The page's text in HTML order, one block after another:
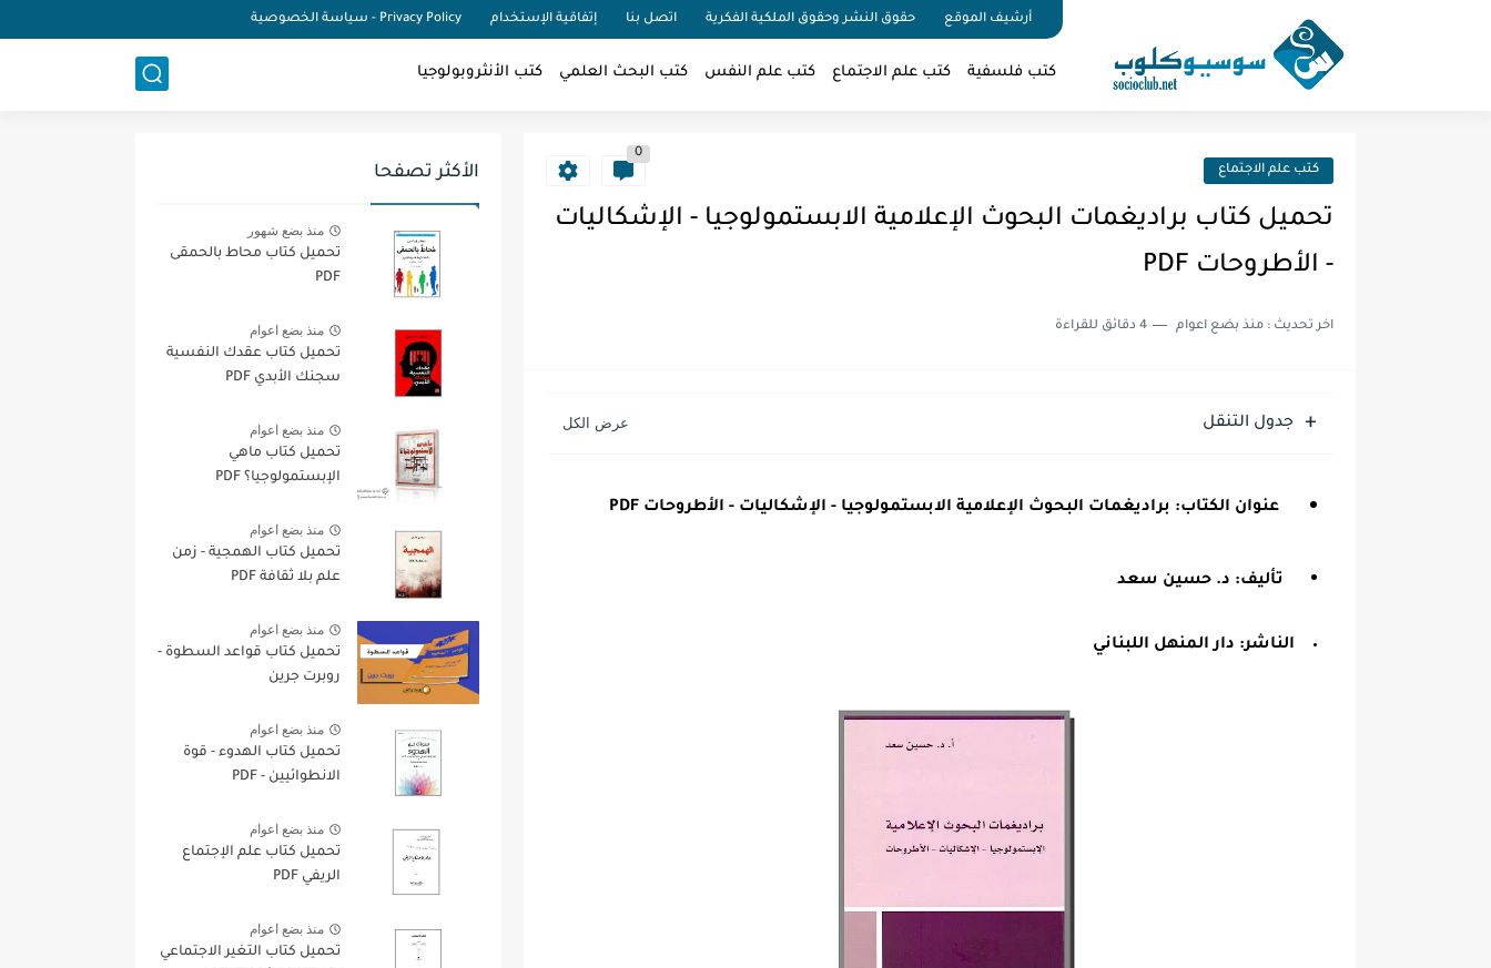
أرشيف الموقع حقوق النشر وحقوق الملكية الفكرية اتصل بنا إتفاقية الإستخدام Privacy Policy - سياسة الخصوصية
كتب فلسفية كتب علم الاجتماع كتب علم النفس كتب البحث العلمي كتب الأنثروبولوجيا
كتب علم الاجتماع
0
تحميل كتاب براديغمات البحوث الإعلامية الابستمولوجيا - الإشكاليات
- الأطروحات PDF
اخر تحديث : منذ بضع اعوام 4 دقائق للقراءة
جدول التنقل
عنوان الكتاب: براديغمات البحوث الإعلامية الابستمولوجيا - الإشكاليات - الأطروحات PDF
تأليف: د. حسين سعد
الناشر: دار المنهل اللبناني
الأكثر تصفحا
منذ بضع شهور
تحميل كتاب محاط بالحمقى
PDF
منذ بضع اعوام
تحميل كتاب عقدك النفسية
سجنك الأبدي PDF
منذ بضع اعوام
تحميل كتاب ماهي
الإبستمولوجيا؟ PDF
منذ بضع اعوام
تحميل كتاب الهمجية - زمن
علم بلا ثقافة PDF
منذ بضع اعوام
تحميل كتاب قواعد السطوة -
روبرت جرين
منذ بضع اعوام
تحميل كتاب الهدوء - قوة
الانطوائيين - PDF
منذ بضع اعوام
تحميل كتاب علم الإجتماع
الريفي PDF
منذ بضع اعوام
تحميل كتاب التغير الاجتماعي